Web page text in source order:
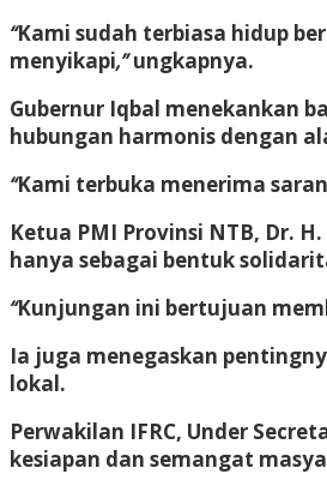
“Kami sudah terbiasa hidup
menyikapi,”ungkapnya.
Gubernur Iqbal menekankan
hubungan harmonis dengan
“Kami terbuka menerima
Ketua PMI Provinsi NTB, Dr.
hanya sebagai bentuk
“Kunjungan ini bertujuan
Ia juga menegaskan
lokal.
Perwakilan IFRC, Under
kesiapan dan semangat